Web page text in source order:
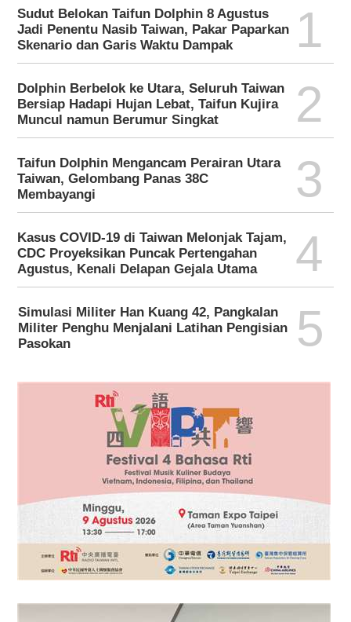
Sudut Belokan Taifun Dolphin 8 Agustus
Jadi Penentu Nasib Taiwan, Pakar Paparkan
Skenario dan Garis Waktu Dampak
1
Dolphin Berbelok ke Utara, Seluruh Taiwan
Bersiap Hadapi Hujan Lebat, Taifun Kujira
Muncul namun Berumur Singkat
2
Taifun Dolphin Mengancam Perairan Utara
Taiwan, Gelombang Panas 38C
Membayangi
3
Kasus COVID-19 di Taiwan Melonjak Tajam,
CDC Proyeksikan Puncak Pertengahan
Agustus, Kenali Delapan Gejala Utama
4
Simulasi Militer Han Kuang 42, Pangkalan
Militer Penghu Menjalani Latihan Pengisian
Pasokan
5